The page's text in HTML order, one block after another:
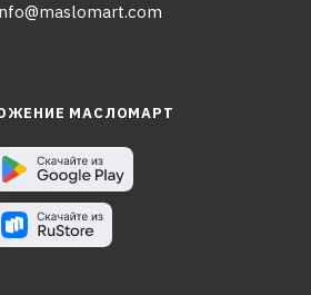
МАСЛОМАРТ